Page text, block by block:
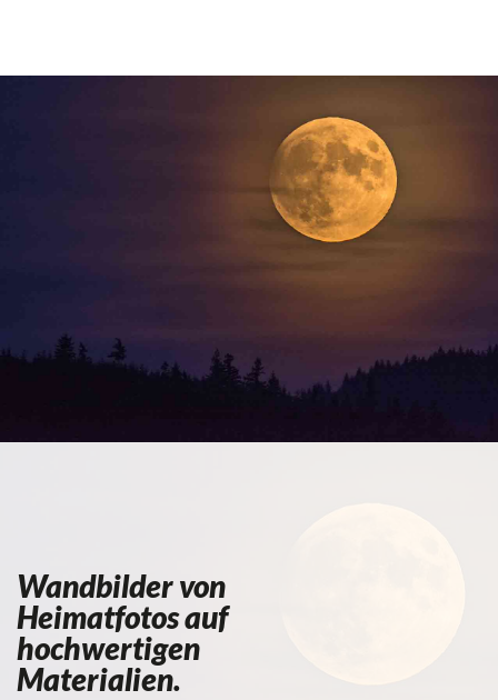
Wandbilder von
Heimatfotos auf
hochwertigen
Materialien.